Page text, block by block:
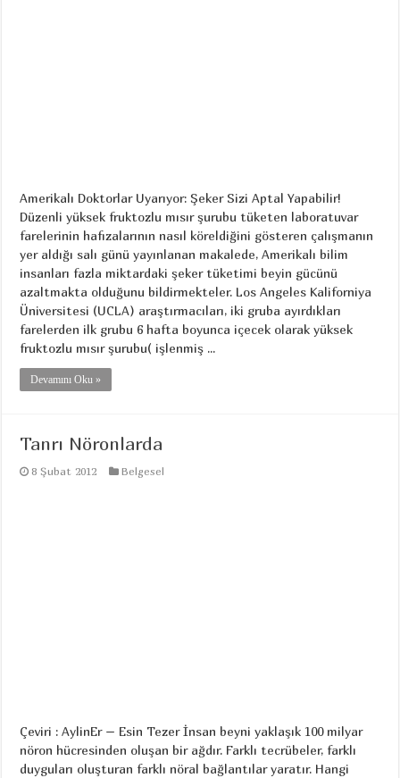
Amerikalı Doktorlar Uyarıyor: Şeker Sizi Aptal Yapabilir!
Düzenli yüksek fruktozlu mısır şurubu tüketen laboratuvar
farelerinin hafızalarının nasıl köreldiğini gösteren çalışmanın
yer aldığı salı günü yayınlanan makalede, Amerikalı bilim
insanları fazla miktardaki şeker tüketimi beyin gücünü
azaltmakta olduğunu bildirmekteler. Los Angeles Kaliforniya
Üniversitesi (UCLA) araştırmacıları, iki gruba ayırdıkları
farelerden ilk grubu 6 hafta boyunca içecek olarak yüksek
fruktozlu mısır şurubu( işlenmiş ...
Devamını Oku »
Tanrı Nöronlarda
8 Şubat 2012 Belgesel
Çeviri : AylinEr – Esin Tezer İnsan beyni yaklaşık 100 milyar
nöron hücresinden oluşan bir ağdır. Farklı tecrübeler, farklı
duyguları oluşturan farklı nöral bağlantılar yaratır. Hangi